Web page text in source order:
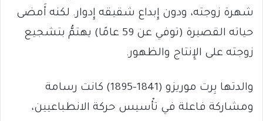
شهرة زوجته، ودون إِبداع شقيقه إِدوار. لكنه أَمضى
حياته القصيرة (توفي عن 59 عامًا) يهتمُّ بتشجيع
زوجته على الإِنتاج والظهور.
والدتها بِرت موريزو (1841-1895) كانت رسامة
ومشاركة فاعلة في تأْسيس حركة الانطباعيين،